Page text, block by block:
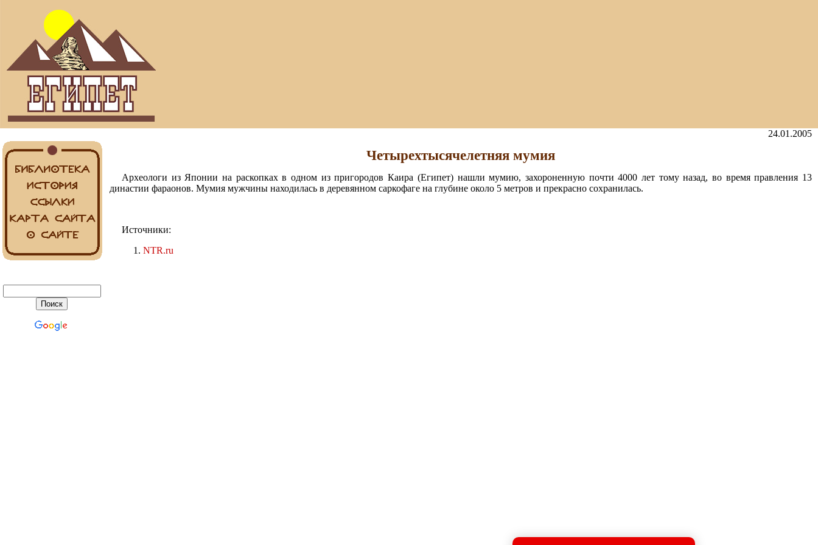
24.01.2005
Четырехтысячелетняя мумия
Археологи из Японии на раскопках в одном из пригородов Каира (Египет) нашли мумию, захороненную почти 4000 лет тому назад, во время правления 13
династии фараонов. Мумия мужчины находилась в деревянном саркофаге на глубине около 5 метров и прекрасно сохранилась.
Источники:
NTR.ru